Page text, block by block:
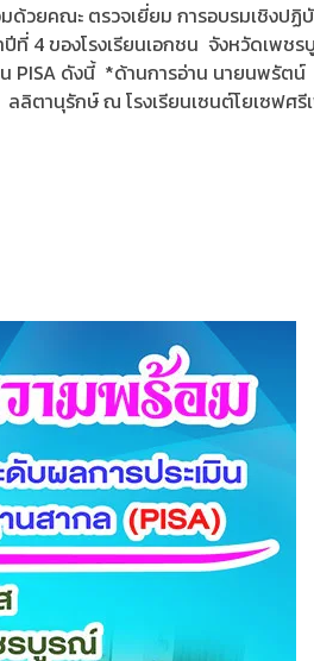
ยคณะ ตรวจเยี่ยม การอบรมเชิงปฏิ
ที่ 4 ของโรงเรียนเอกชน จังหวัดเพช
PISA ดังนี้ *ด้านการอ่าน นายนพรัต
ตานุรักษ์ ณ โรงเรียนเซนต์โยเซฟศ